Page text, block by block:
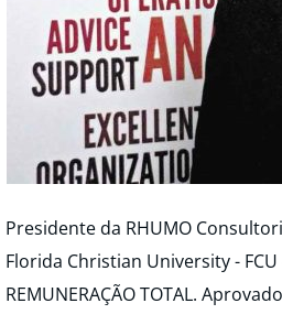
Presidente da RHUMO
Florida Christian University -
REMUNERAÇÃO TOTAL.